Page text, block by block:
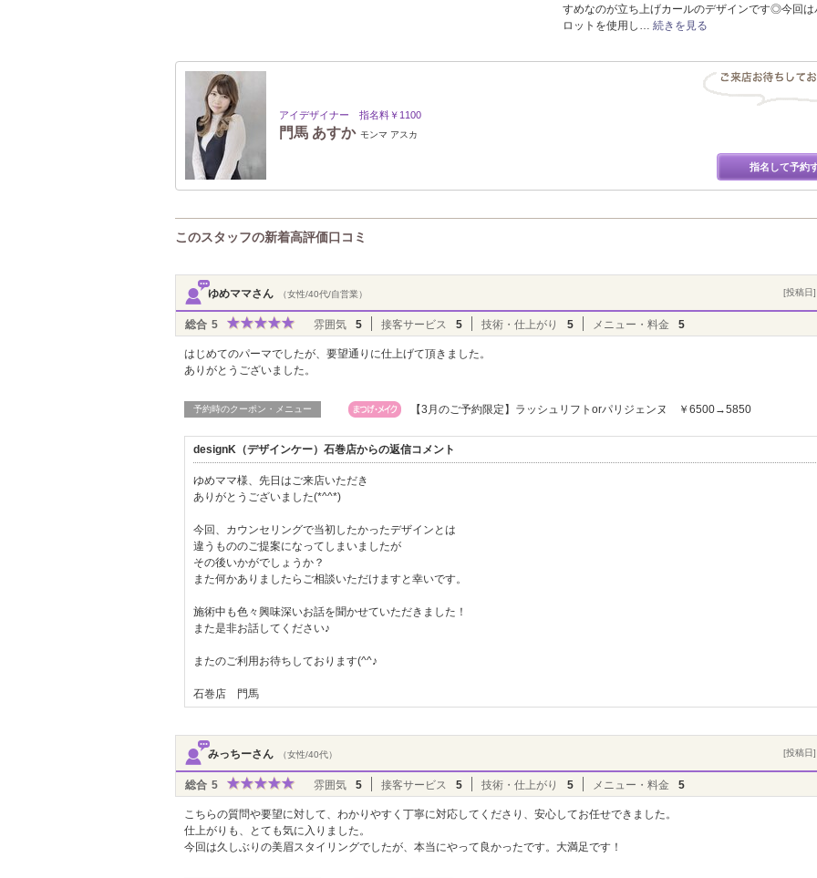
すめなのが立ち上げカールのデザインです◎今回は
ロットを使用し… 続きを見る
アイデザイナー 指名料￥1100
門馬 あすか モンマ アスカ
指名して予約
このスタッフの新着高評価口コミ
ゆめママさん （女性/40代/自営業） [投稿日
総合 5 雰囲気 5 接客サービス 5 技術・仕上がり 5 メニュー・料金 5
はじめてのパーマでしたが、要望通りに仕上げて頂きました。
ありがとうございました。
予約時のクーポン・メニュー 【3月のご予約限定】ラッシュリフトorパリジェンヌ ￥6500→5850
designK（デザインケー）石巻店からの返信コメント
ゆめママ様、先日はご来店いただき
ありがとうございました(*^^*)
今回、カウンセリングで当初したかったデザインとは
違うもののご提案になってしまいましたが
その後いかがでしょうか？
また何かありましたらご相談いただけますと幸いです。
施術中も色々興味深いお話を聞かせていただきました！
また是非お話してください♪
またのご利用お待ちしております(^^♪
石巻店 門馬
みっちーさん （女性/40代） [投稿日
総合 5 雰囲気 5 接客サービス 5 技術・仕上がり 5 メニュー・料金 5
こちらの質問や要望に対して、わかりやすく丁寧に対応してくださり、安心してお任せできました。
仕上がりも、とても気に入りました。
今回は久しぶりの美眉スタイリングでしたが、本当にやって良かったです。大満足です！